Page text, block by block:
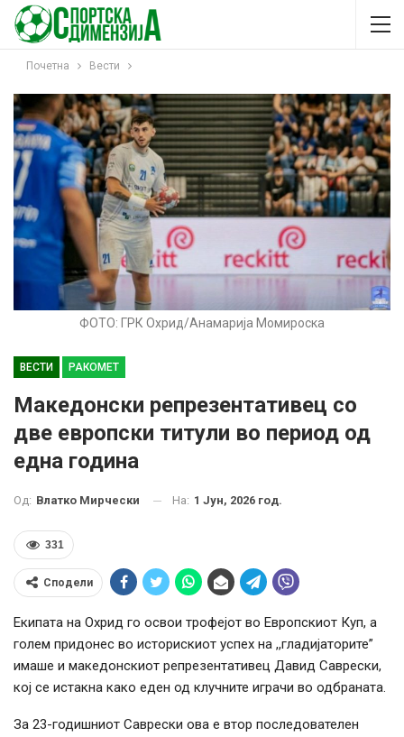
Почетна Вести
ФОТО: ГРК Охрид/Анамарија Момироска
ВЕСТИ РАКОМЕТ
Македонски репрезентативец со
две европски титули во период од
една година
Од: Влатко Мирчески На: 1 Јун, 2026 год.
331
Сподели
Екипата на Охрид го освои трофејот во Европскиот Куп, а
голем придонес во историскиот успех на ,,гладијаторите”
имаше и македонскиот репрезентативец Давид Саврески,
кој се истакна како еден од клучните играчи во одбраната.
За 23-годишниот Саврески ова е втор последователен